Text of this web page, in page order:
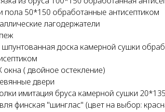
пола 50*150 обработанные антисептиком
лагодержатели
шпунтованная доска камерной сушки
окна ( двойное остекление)
двери
имитация бруса камерной сушки
финская "шинглас" (цвет на выбор: